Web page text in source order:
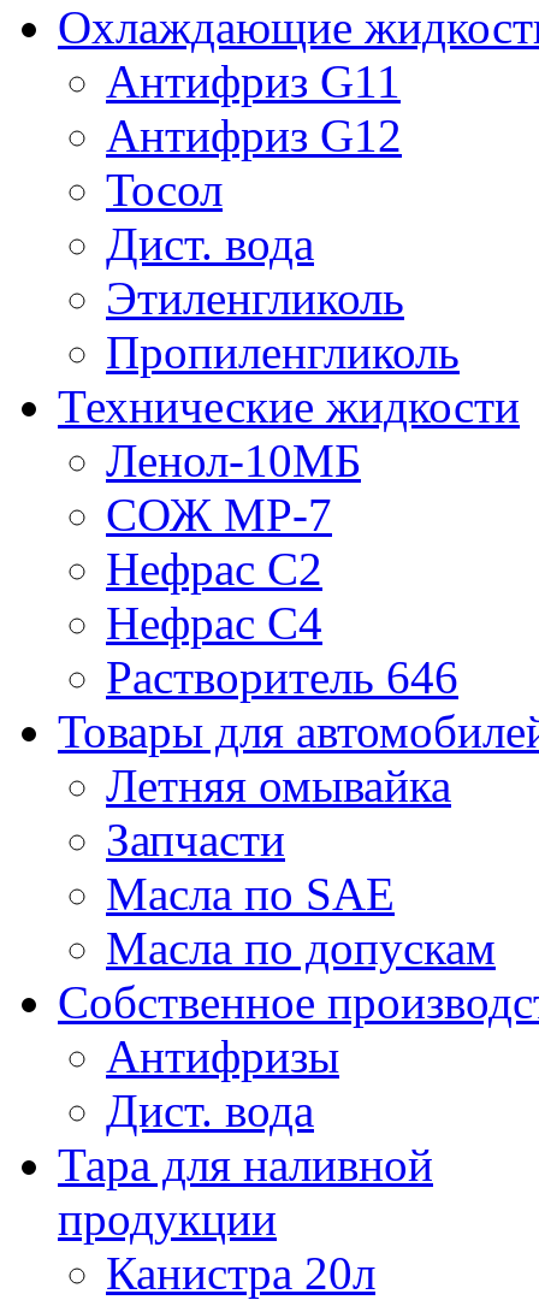
Охлаждающие
Антифриз G11
Антифриз G12
Тосол
Дист. вода
Этиленгликоль
Пропиленгликоль
Технические жидкости
Ленол-10МБ
СОЖ МР-7
Нефрас С2
Нефрас С4
Растворитель 646
Товары для
Летняя омывайка
Запчасти
Масла по SAE
Масла по допускам
Собственное
Антифризы
Дист. вода
Тара для наливной
продукции
Канистра 20л